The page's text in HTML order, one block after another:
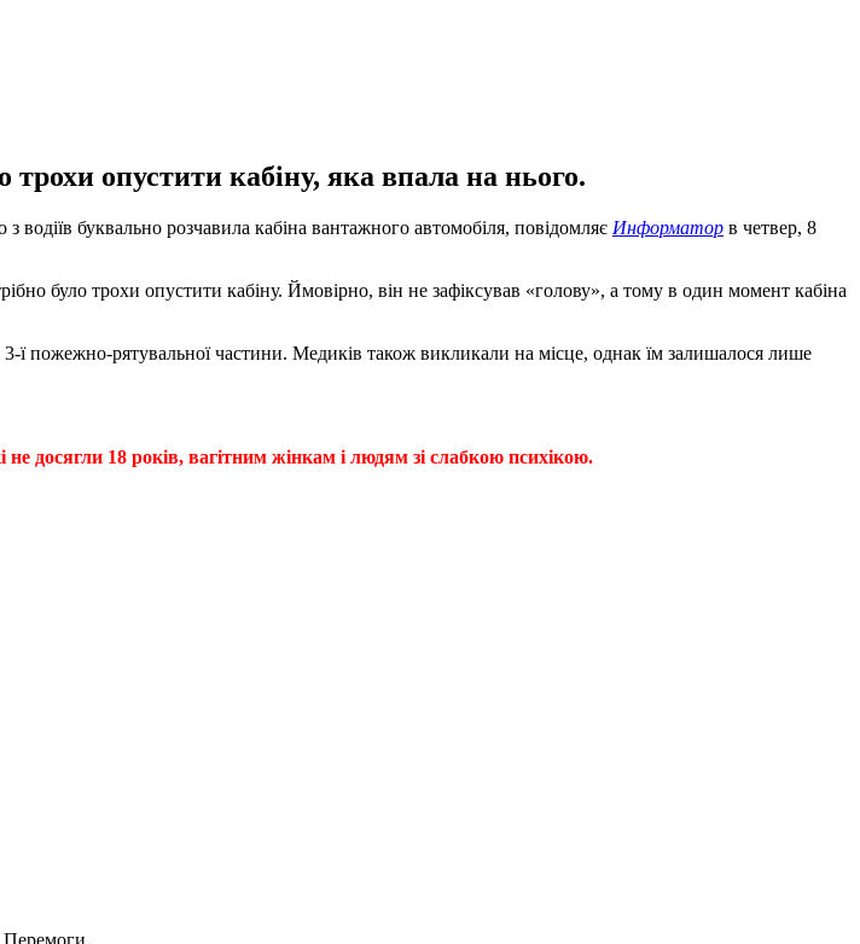
трохи опустити кабіну, яка впала на нього.
буквально розчавила кабіна вантажного автомобіля, повідомляє Информатор в четвер, 8
було трохи опустити кабіну. Ймовірно, він не зафіксував «голову», а тому в один момент кабіна
ї пожежно-рятувальної частини. Медиків також викликали на місце, однак їм залишалося лише
досягли 18 років, вагітним жінкам і людям зі слабкою психікою.
Перемоги.